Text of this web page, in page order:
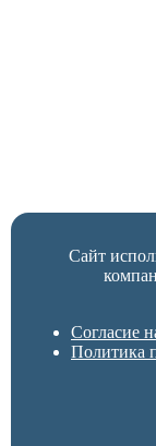
Сайт
Согласие
Политика